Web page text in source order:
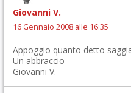
Giovanni V.
16 Gennaio 2008 alle 16:35
Appoggio quanto detto
Un abbraccio
Giovanni V.